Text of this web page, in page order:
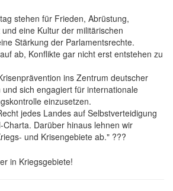
stehen für Frieden, Abrüstung,
eine Kultur der militärischen
Stärkung der Parlamentsrechte.
ab, Konflikte gar nicht erst entstehen zu
ins Zentrum deutscher
sich engagiert für internationale
einzusetzen.
jedes Landes auf Selbstverteidigung
Charta. Darüber hinaus lehnen wir
und Krisengebiete ab." ???